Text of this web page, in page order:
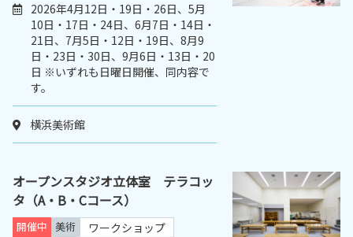
2026年4月12日・19日・26日、5月
10日・17日・24日、6月7日・14日・
21日、7月5日・12日・19日、8月9
日・23日・30日、9月6日・13日・20
日 ※いずれも日曜日開催、同内容で
す。
横浜美術館
オープンスタジオ立体室 テラコッ
タ（A・B・Cコース）
開催中 美術 ワークショップ